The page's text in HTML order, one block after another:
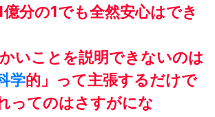
分の1でも全然安心はでき
いことを説明できないのは
学的」って主張するだけで
ってのはさすがにな